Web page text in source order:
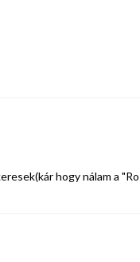
hogy nálam a